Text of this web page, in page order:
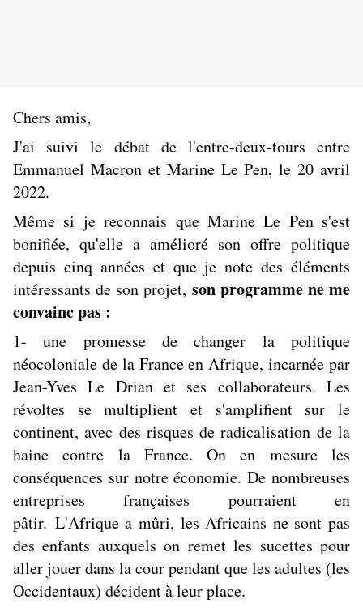
Chers amis,
J'ai suivi le débat de l'entre-deux-tours entre
Emmanuel Macron et Marine Le Pen, le 20 avril
2022.
Même si je reconnais que Marine Le Pen s'est
bonifiée, qu'elle a amélioré son offre politique
depuis cinq années et que je note des éléments
intéressants de son projet, son programme ne me
convainc pas :
1- une promesse de changer la politique
néocoloniale de la France en Afrique, incarnée par
Jean-Yves Le Drian et ses collaborateurs. Les
révoltes se multiplient et s'amplifient sur le
continent, avec des risques de radicalisation de la
haine contre la France. On en mesure les
conséquences sur notre économie. De nombreuses
entreprises françaises pourraient en
pâtir. L'Afrique a mûri, les Africains ne sont pas
des enfants auxquels on remet les sucettes pour
aller jouer dans la cour pendant que les adultes (les
Occidentaux) décident à leur place.